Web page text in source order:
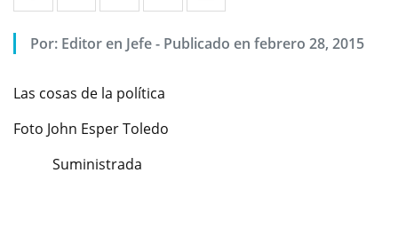
Por: Editor en Jefe - Publicado en febrero 28, 2015
Las cosas de la política
Foto John Esper Toledo
Suministrada